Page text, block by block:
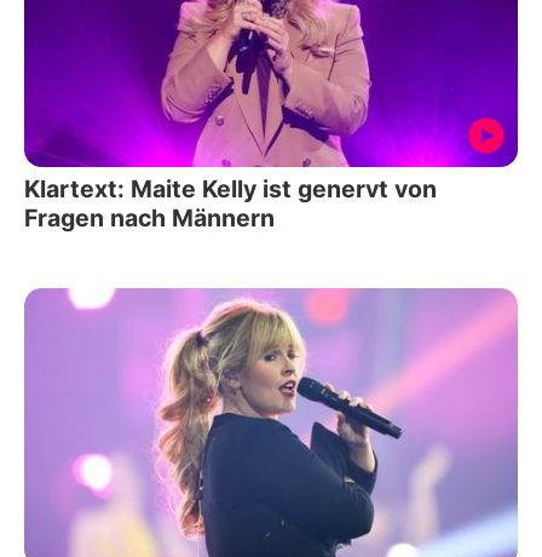
Klartext: Maite Kelly ist genervt von
Fragen nach Männern